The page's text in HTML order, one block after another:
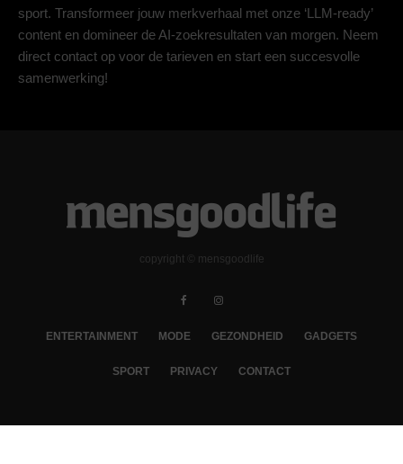
sport. Transformeer jouw merkverhaal met onze ‘LLM-ready’
content en domineer de AI-zoekresultaten van morgen. Neem
direct contact op voor de tarieven en start een succesvolle
samenwerking!
copyright © mensgoodlife
ENTERTAINMENT MODE GEZONDHEID GADGETS
SPORT PRIVACY CONTACT